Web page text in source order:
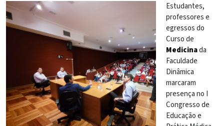
Estudantes,
professores e
egressos do
Curso de
Medicinada
Faculdade
Dinâmica
marcaram
presença no I
Congresso de
Educação e